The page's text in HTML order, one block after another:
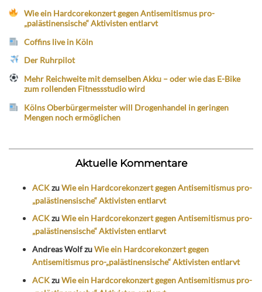
Wie ein Hardcorekonzert gegen Antisemitismus pro-
„palästinensische“ Aktivisten entlarvt
Coffins live in Köln
Der Ruhrpilot
Mehr Reichweite mit demselben Akku – oder wie das E-Bike
zum rollenden Fitnessstudio wird
Kölns Oberbürgermeister will Drogenhandel in geringen
Mengen noch ermöglichen
Aktuelle Kommentare
ACKzuWie ein Hardcorekonzert gegen Antisemitismus pro-
„palästinensische“ Aktivisten entlarvt
ACKzuWie ein Hardcorekonzert gegen Antisemitismus pro-
„palästinensische“ Aktivisten entlarvt
Andreas WolfzuWie ein Hardcorekonzert gegen
Antisemitismus pro-„palästinensische“ Aktivisten entlarvt
ACKzuWie ein Hardcorekonzert gegen Antisemitismus pro-